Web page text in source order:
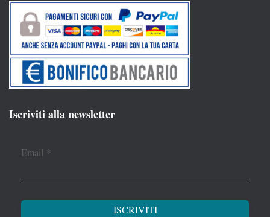
Iscriviti alla newsletter
Email *